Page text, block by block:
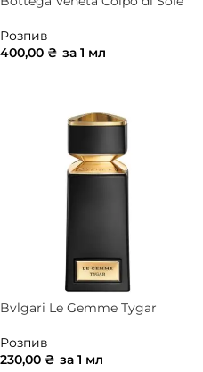
Розпив
400,00 ₴ за 1 мл
Bvlgari Le Gemme Tygar
Розпив
230,00 ₴ за 1 мл